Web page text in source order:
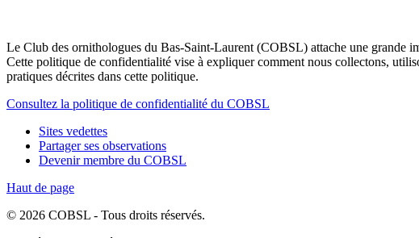
Le Club des ornithologues du Bas-Saint-Laurent (COBSL) attache une grande
Cette politique de confidentialité vise à expliquer comment nous collectons,
pratiques décrites dans cette politique.
Consultez la politique de confidentialité du COBSL
Sites vedettes
Partager ses observations
Devenir membre du COBSL
Haut de page
© 2026 COBSL - Tous droits réservés.